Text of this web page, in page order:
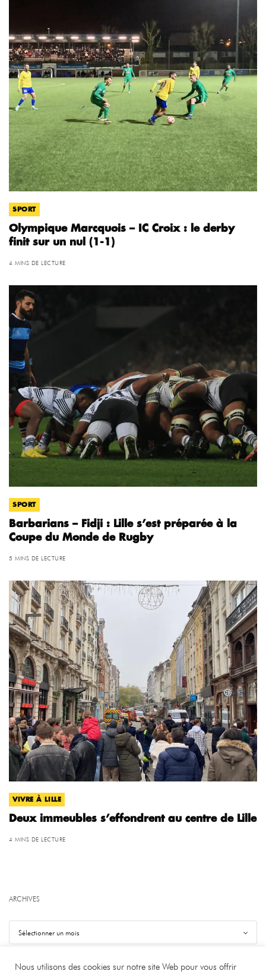
SPORT
Olympique Marcquois – IC Croix : le derby
finit sur un nul (1-1)
4 MINS DE LECTURE
SPORT
Barbarians – Fidji : Lille s’est préparée à la
Coupe du Monde de Rugby
5 MINS DE LECTURE
VIVRE À LILLE
Deux immeubles s’effondrent au centre de Lille
4 MINS DE LECTURE
ARCHIVES
Nous utilisons des cookies sur notre site Web pour vous offrir